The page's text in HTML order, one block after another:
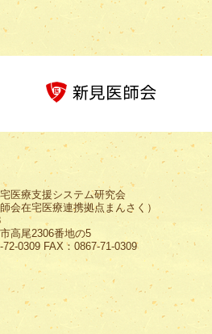
医療支援システム研究会
師会在宅医療連携拠点まんさく）
高尾2306番地の5
0309 FAX：0867-71-0309